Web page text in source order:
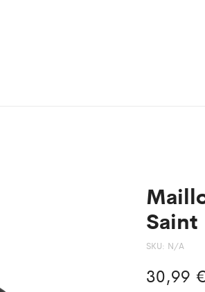
Saint
SKU: N/A
30,99